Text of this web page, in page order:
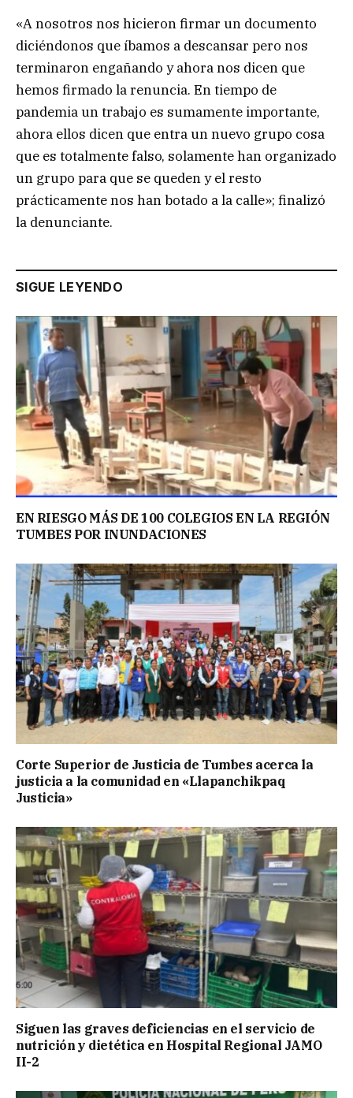
«A nosotros nos hicieron firmar un documento
diciéndonos que íbamos a descansar pero nos
terminaron engañando y ahora nos dicen que
hemos firmado la renuncia. En tiempo de
pandemia un trabajo es sumamente importante,
ahora ellos dicen que entra un nuevo grupo cosa
que es totalmente falso, solamente han organizado
un grupo para que se queden y el resto
prácticamente nos han botado a la calle»; finalizó
la denunciante.
SIGUE LEYENDO
EN RIESGO MÁS DE 100 COLEGIOS EN LA REGIÓN
TUMBES POR INUNDACIONES
Corte Superior de Justicia de Tumbes acerca la
justicia a la comunidad en «Llapanchikpaq
Justicia»
Siguen las graves deficiencias en el servicio de
nutrición y dietética en Hospital Regional JAMO
II-2